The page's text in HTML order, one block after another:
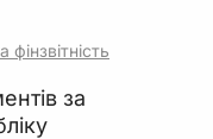
фінзвітність
за